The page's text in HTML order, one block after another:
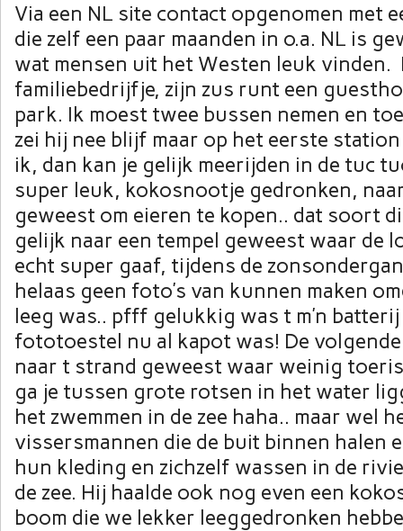
Via een NL site contact opgenomen met
die zelf een paar maanden in o.a. NL is
wat mensen uit het Westen leuk vinden.
familiebedrijfje, zijn zus runt een
park. Ik moest twee bussen nemen en
zei hij nee blijf maar op het eerste
ik, dan kan je gelijk meerijden in de tuc
super leuk, kokosnootje gedronken,
geweest om eieren te kopen.. dat soort
gelijk naar een tempel geweest waar de
echt super gaaf, tijdens de
helaas geen foto’s van kunnen maken
leeg was.. pfff gelukkig was t m’n batterij
fototoestel nu al kapot was! De
naar t strand geweest waar weinig
ga je tussen grote rotsen in het water
het zwemmen in de zee haha.. maar wel
vissersmannen die de buit binnen halen
hun kleding en zichzelf wassen in de
de zee. Hij haalde ook nog even een
boom die we lekker leeggedronken